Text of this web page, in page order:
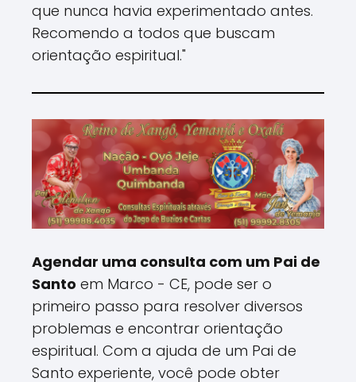
que nunca havia experimentado antes.
Recomendo a todos que buscam
orientação espiritual."
Agendar uma consulta com um Pai de
Santo em Marco - CE, pode ser o
primeiro passo para resolver diversos
problemas e encontrar orientação
espiritual. Com a ajuda de um Pai de
Santo experiente, você pode obter